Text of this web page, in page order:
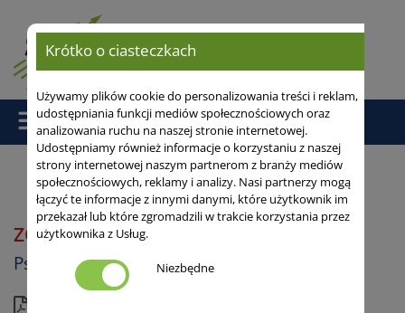
Strona główna/Pszenica Orkisz/ ZOLLERNPERLE
ZOLLERNPERLE
Pszenica orkisz
Krótko o ciasteczkach
Używamy plików cookie do personalizowania treści i reklam,
udostępniania funkcji mediów społecznościowych oraz
analizowania ruchu na naszej stronie internetowej.
Udostępniamy również informacje o korzystaniu z naszej
strony internetowej naszym partnerom z branży mediów
społecznościowych, reklamy i analizy. Nasi partnerzy mogą
łączyć te informacje z innymi danymi, które użytkownik im
przekazał lub które zgromadzili w trakcie korzystania przez
użytkownika z Usług.
Niezbędne